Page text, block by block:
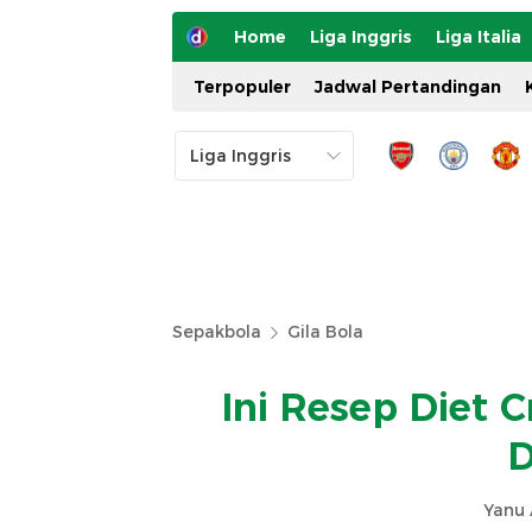
Home Liga Inggris Liga Italia
Terpopuler Jadwal Pertandingan
Sepakbola Gila Bola
Ini Resep Diet
Yanu